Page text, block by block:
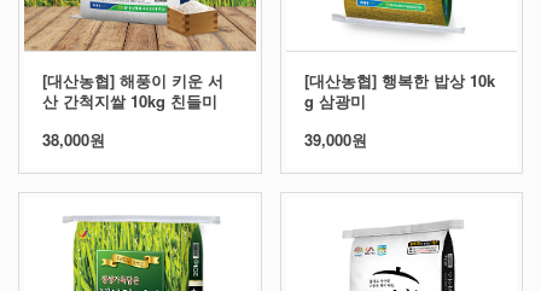
[대산농협] 해풍이 키운 서
산 간척지쌀 10kg 친들미
38,000원
[대산농협] 행복한 밥상 10k
g 삼광미
39,000원